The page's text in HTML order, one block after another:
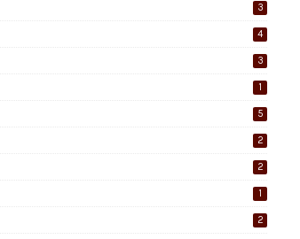
3
4
3
1
5
2
2
1
2